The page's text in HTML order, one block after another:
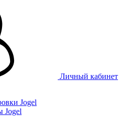
Личный кабинет
Jogel
Jogel